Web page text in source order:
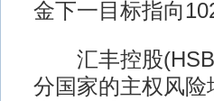
金下一目标指向
汇丰控股
分国家的主权风